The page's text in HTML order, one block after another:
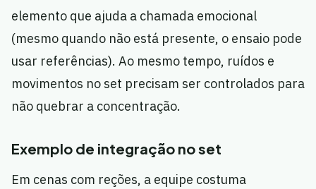
elemento que ajuda a chamada emocional
(mesmo quando não está presente, o ensaio pode
usar referências). Ao mesmo tempo, ruídos e
movimentos no set precisam ser controlados para
não quebrar a concentração.
Exemplo de integração no set
Em cenas com reções, a equipe costuma